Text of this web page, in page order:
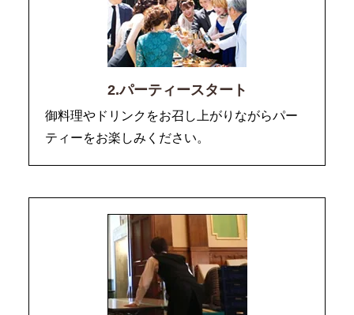
2.パーティースタート
御料理やドリンクをお召し上がりながらパー
ティーをお楽しみください。